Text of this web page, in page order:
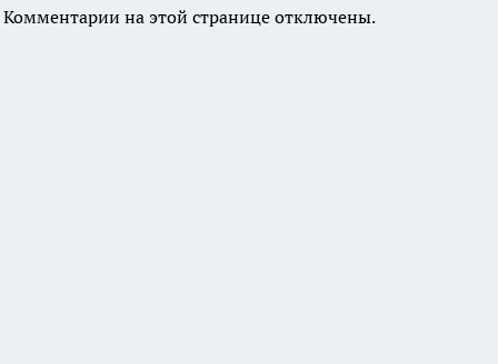
Комментарии на этой странице отключены.